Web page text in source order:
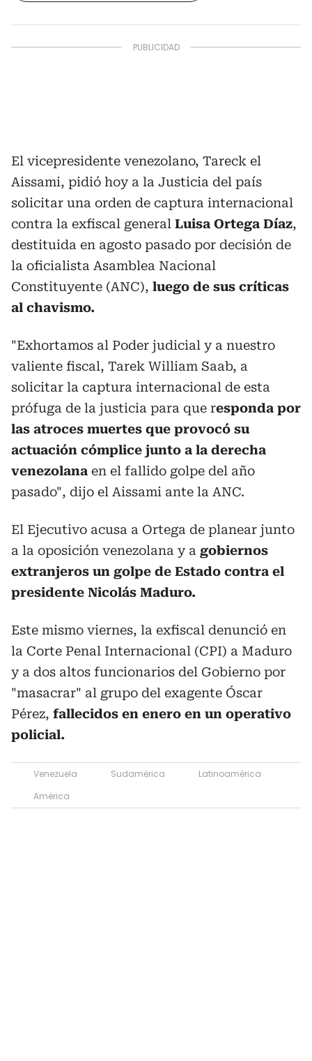
El vicepresidente venezolano, Tareck el
Aissami, pidió hoy a la Justicia del país
solicitar una orden de captura internacional
contra la exfiscal general Luisa Ortega Díaz,
destituida en agosto pasado por decisión de
la oficialista Asamblea Nacional
Constituyente (ANC), luego de sus críticas
al chavismo.
"Exhortamos al Poder judicial y a nuestro
valiente fiscal, Tarek William Saab, a
solicitar la captura internacional de esta
prófuga de la justicia para que responda por
las atroces muertes que provocó su
actuación cómplice junto a la derecha
venezolana en el fallido golpe del año
pasado", dijo el Aissami ante la ANC.
El Ejecutivo acusa a Ortega de planear junto
a la oposición venezolana y a gobiernos
extranjeros un golpe de Estado contra el
presidente Nicolás Maduro.
Este mismo viernes, la exfiscal denunció en
la Corte Penal Internacional (CPI) a Maduro
y a dos altos funcionarios del Gobierno por
"masacrar" al grupo del exagente Óscar
Pérez, fallecidos en enero en un operativo
policial.
Venezuela Sudamérica
Latinoamérica
América